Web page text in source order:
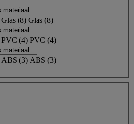
Glas (8) Glas (8)
PVC (4) PVC (4)
ABS (3) ABS (3)